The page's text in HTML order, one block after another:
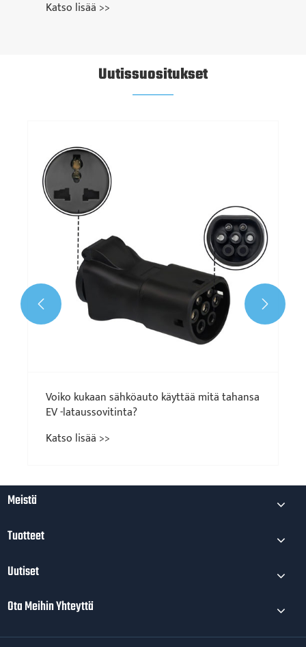
Uutissuositukset
Miksi DC EV -laturi on älykäs valinta
kaupalliseen pikalataukseen?
Katso lisää >>
 
Meistä
Tuotteet
Uutiset
Ota Meihin Yhteyttä